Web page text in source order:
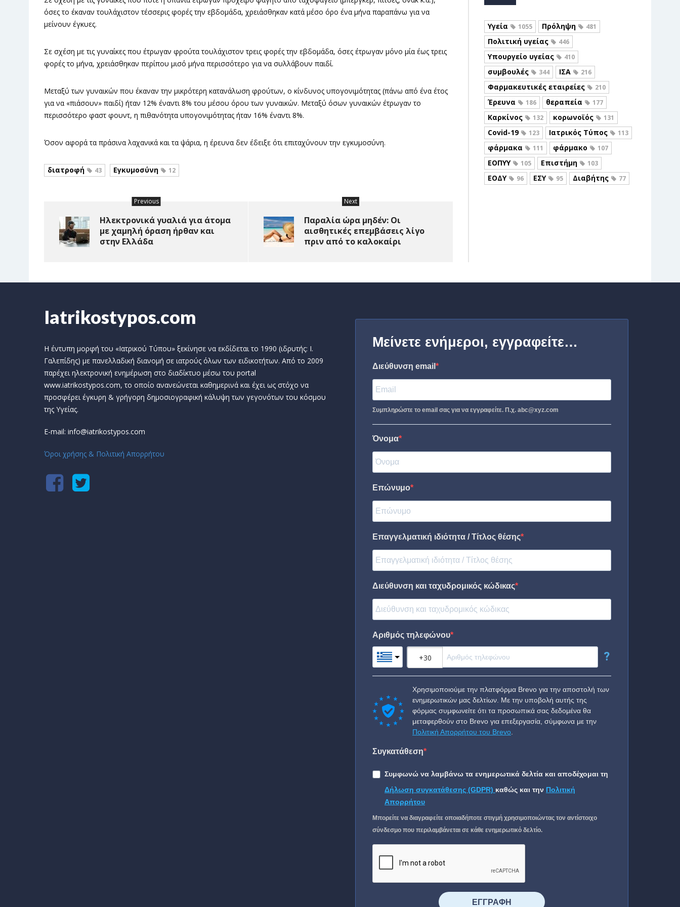
όσες το έκαναν τουλάχιστον τέσσερις φορές την εβδομάδα, χρειάσθηκαν κατά μέσο όρο ένα μήνα παραπάνω για να
μείνουν έγκυες.
Σε σχέση με τις γυναίκες που έτρωγαν φρούτα τουλάχιστον τρεις φορές την εβδομάδα, όσες έτρωγαν μόνο μία έως τρεις
φορές το μήνα, χρειάσθηκαν περίπου μισό μήνα περισσότερο για να συλλάβουν παιδί.
Μεταξύ των γυναικών που έκαναν την μικρότερη κατανάλωση φρούτων, ο κίνδυνος υπογονιμότητας (πάνω από ένα έτος
για να «πιάσουν» παιδί) ήταν 12% έναντι 8% του μέσου όρου των γυναικών. Μεταξύ όσων γυναικών έτρωγαν το
περισσότερο φαστ φουντ, η πιθανότητα υπογονιμότητας ήταν 16% έναντι 8%.
Όσον αφορά τα πράσινα λαχανικά και τα ψάρια, η έρευνα δεν έδειξε ότι επιταχύνουν την εγκυμοσύνη.
διατροφή 43 Εγκυμοσύνη 12
Previous
Ηλεκτρονικά γυαλιά για άτομα
με χαμηλή όραση ήρθαν και
στην Ελλάδα
Next
Παραλία ώρα μηδέν: Οι
αισθητικές επεμβάσεις λίγο
πριν από το καλοκαίρι
Υγεία 1055 Πρόληψη 481
Πολιτική υγείας 446
Υπουργείο υγείας 410
συμβουλές 344 ΙΣΑ 216
Φαρμακευτικές εταιρείες 210
Έρευνα 186 θεραπεία 177
Καρκίνος 132 κορωνοϊός 131
Covid-19 123 Ιατρικός Τύπος 113
φάρμακα 111 φάρμακο 107
ΕΟΠΥΥ 105 Επιστήμη 103
ΕΟΔΥ 96 ΕΣΥ 95 Διαβήτης 77
Iatrikostypos.com
Η έντυπη μορφή του «Ιατρικού Τύπου» ξεκίνησε να εκδίδεται το 1990 (ιδρυτής: Ι.
Γαλεπίδης) με πανελλαδική διανομή σε ιατρούς όλων των ειδικοτήτων. Από το 2009
παρέχει ηλεκτρονική ενημέρωση στο διαδίκτυο μέσω του portal
www.iatrikostypos.com, το οποίο ανανεώνεται καθημερινά και έχει ως στόχο να
προσφέρει έγκυρη & γρήγορη δημοσιογραφική κάλυψη των γεγονότων του κόσμου
της Υγείας.
E-mail: info@iatrikostypos.com
Όροι χρήσης & Πολιτική Απορρήτου
Μείνετε ενήμεροι, εγγραφείτε…
Διεύθυνση email
Συμπληρώστε το email σας για να εγγραφείτε. Π.χ. abc@xyz.com
Όνομα
Επώνυμο
Επαγγελματική ιδιότητα / Τίτλος θέσης
Διεύθυνση και ταχυδρομικός κώδικας
Αριθμός τηλεφώνου
?
Χρησιμοποιούμε την πλατφόρμα Brevo για την αποστολή των
ενημερωτικών μας δελτίων. Με την υποβολή αυτής της
φόρμας συμφωνείτε ότι τα προσωπικά σας δεδομένα θα
μεταφερθούν στο Brevo για επεξεργασία, σύμφωνα με την
Πολιτική Απορρήτου του Brevo
Συγκατάθεση
Συμφωνώ να λαμβάνω τα ενημερωτικά δελτία και αποδέχομαι τη
Δήλωση συγκατάθεσης (GDPR) καθώς και την Πολιτική
Απορρήτου
Μπορείτε να διαγραφείτε οποιαδήποτε στιγμή χρησιμοποιώντας τον αντίστοιχο
σύνδεσμο που περιλαμβάνεται σε κάθε ενημερωτικό δελτίο.
⠀⠀⠀⠀ΕΓΓΡΑΦΗ⠀⠀⠀⠀